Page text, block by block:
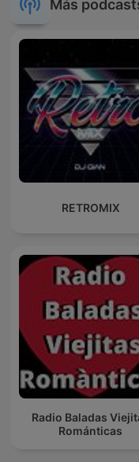
Más
RETROMIX
Radio Baladas
Románticas